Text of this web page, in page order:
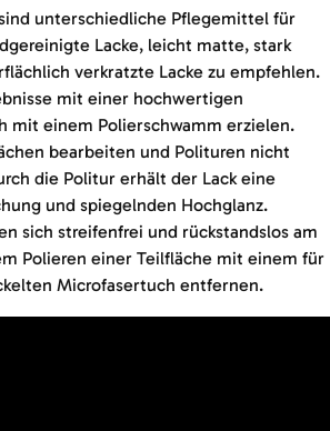
unterschiedliche Pflegemittel für
Lacke, leicht matte, stark
verkratzte Lacke zu empfehlen.
mit einer hochwertigen
mit einem Polierschwamm erzielen.
bearbeiten und Polituren nicht
die Politur erhält der Lack eine
und spiegelnden Hochglanz.
sich streifenfrei und rückstandslos am
Polieren einer Teilfläche mit einem für
Microfasertuch entfernen.